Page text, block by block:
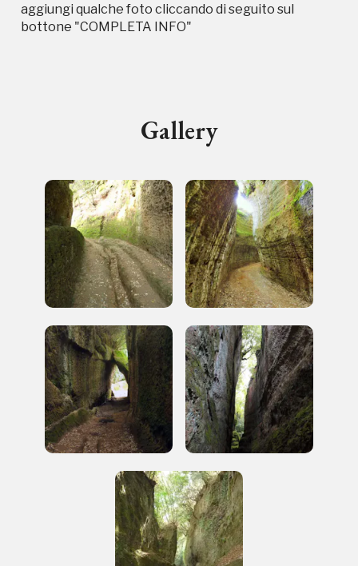
aggiungi qualche foto cliccando di seguito sul
bottone "COMPLETA INFO"
Gallery
luogo
I Luoghi del Cuore
2006, 2014, 2016, 2018, 2020, 2022
Registrati alla newsletter
Accedi alle informazioni per te più interessanti,
organizzati